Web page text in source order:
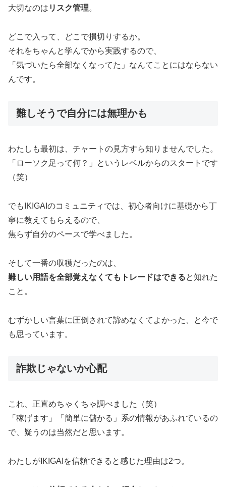
大切なのは リスク管理。
どこで入って、どこで損切りするか。
それをちゃんと学んでから実践するので、
「気づいたら全部なくなってた」なんてことにはならない
んです。
難しそうで自分には無理かも
わたしも最初は、チャートの見方すら知りませんでした。
「ローソク足って何？」というレベルからのスタートです
（笑）
でもIKIGAIのコミュニティでは、初心者向けに基礎から丁
寧に教えてもらえるので、
焦らず自分のペースで学べました。
そして一番の収穫だったのは、
難しい用語を全部覚えなくてもトレードはできると知れた
こと。
むずかしい言葉に圧倒されて諦めなくてよかった、と今で
も思っています。
詐欺じゃないか心配
これ、正直めちゃくちゃ調べました（笑）
「稼げます」「簡単に儲かる」系の情報があふれているの
で、疑うのは当然だと思います。
わたしがIKIGAIを信頼できると感じた理由は2つ。